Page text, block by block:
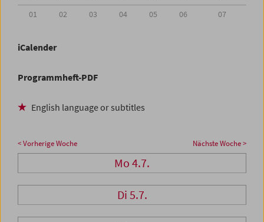
01
02 03 04 05 06 07
iCalender
Programmheft-PDF
English language or subtitles
< Vorherige Woche Nächste Woche >
Mo 4.7.
Di 5.7.